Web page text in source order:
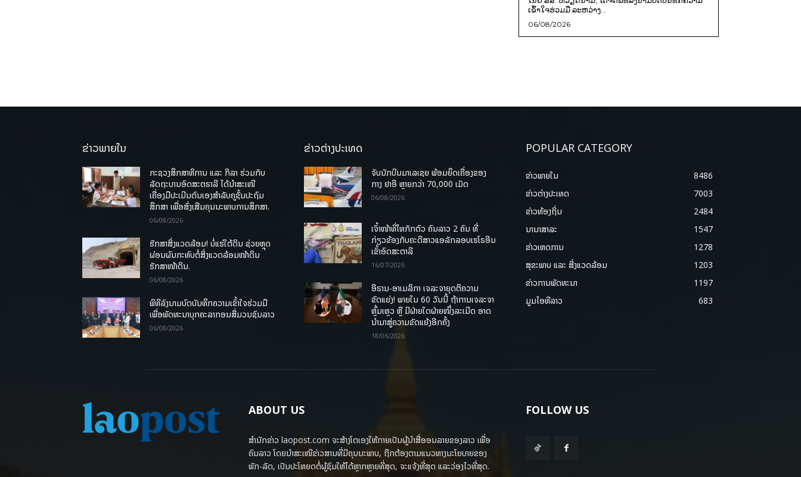
ເຂົ້າໃຈຮ່ວມມື ລະຫວ່າງ...
06/08/2026
ຂ່າວພາຍໃນ
ກະຊວງສຶກສາທິການ ແລະ ກິລາ ຮ່ວມກັບ
ລັດຖະບານອົດສະຕຣາລີ ໄດ້ນຳສະເໜີ
ເຄື່ອງມືປະເມີນຕົນເອງສຳລັບຄູຊັ້ນປະຖົມ
ສຶກສາ ເພື່ອສົ່ງເສີມຄຸນນະພາບການສຶກສາ.
06/08/2026
ຮັກສາສິ່ງແວດລ້ອມ! ບໍ່ແຮ່ໃຕ້ດິນ ຊ່ວຍຫຼຸດ
ຜ່ອນຜົນກະທົບຕໍ່ສິ່ງແວດລ້ອມໜ້າດິນ
ຮັກສາໜ້າດິນ.
06/08/2026
ພິທີລົງນາມບົດບັນທຶກຄວາມເຂົ້າໃຈຮ່ວມມື
ເພື່ອພັດທະນາບຸກຄະລາກອນສື່ມວນຊົນລາວ
06/08/2026
ຂ່າວຕ່າງປະເທດ
ຈັບນັກບິນມາເລເຊຍ ພ້ອມຍຶດເຄື່ອງຂອງ
ກາງ ຢາອີ ຫຼາຍກວ່າ 70,000 ເມັດ
06/08/2026
ເຈົ້າໜ້າທີ່ໄທກັກຕົວ ຄົນລາວ 2 ຄົນ ທີ່
ກ່ຽວຂ້ອງກັບຄະດີສາວແອລັກລອບເຮໂຣອີນ
ເຂົ້າອົດສະຕາລີ
16/07/2026
ອີຣານ-ອາເມລິກາ ເຈລະຈາຍຸດຕິຄວາມ
ຂັດແຍ່ງ! ພາຍໃນ 60 ວັນນີ້ ຖ້າການເຈລະຈາ
ຫຼົ້ມເຫຼວ ຫຼື ມີຝ່າຍໃດຝ່າຍໜຶ່ງລະເມີດ ອາດ
ນໍາມາສູ່ຄວາມຂັດແຍ້ງອີກຄັ້ງ
18/06/2026
POPULAR CATEGORY
ຂ່າວພາຍ​ໃນ
8486
ຂ່າວຕ່າງປະເທດ
7003
ຂ່າວທ້ອງຖິ່ນ
2484
ນານາສາລະ
1547
ຂ່າວເຫດການ
1278
ສຸຂະພາບ ແລະ ສີ່ງແວດລ້ອມ
1203
ຂ່າວການພັດທະນາ
1197
ມູມໄອທີລາວ
683
ABOUT US
ສຳນັກຂ່າວ laopost.com ຈະສ້າງໂຕເອງໃຫ້ກາຍເປັນຜູ້ນຳສື່ອອນລາຍຂອງລາວ ເພື່ອ
ຄົນລາວ ໂດຍນຳສະເໜີຂ່າວສານທີ່ມີຄຸນນະພາບ, ຖືກຕ້ອງຕາມແນວທາງນະໂຍບາຍຂອງ
ພັກ-ລັດ, ເປັນປະໂຫຍດຕໍ່ຜູ້ຊົມໃຫ້ໄດ້ຫຼາກຫຼາຍທີ່ສຸດ, ຈະແຈ້ງທີ່ສຸດ ແລະວ່ອງໄວທີ່ສຸດ.
FOLLOW US